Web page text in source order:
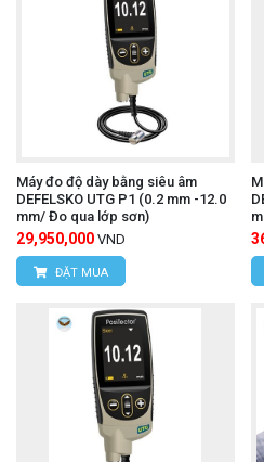
Máy đo độ dày bằng siêu âm
DEFELSKO UTG P1 (0.2 mm -12.0
mm/ Đo qua lớp sơn)
29,950,000 VND
ĐẶT MUA